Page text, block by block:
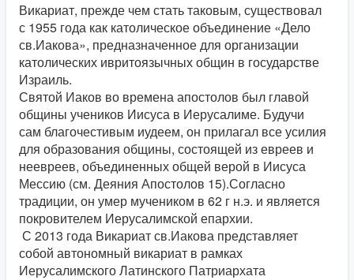
Викариат, прежде чем стать таковым, существовал
с 1955 года как католическое объединение «Дело
св.Иакова», предназначенное для организации
католических ивритоязычных общин в государстве
Израиль.
Святой Иаков во времена апостолов был главой
общины учеников Иисуса в Иерусалиме. Будучи
сам благочестивым иудеем, он прилагал все усилия
для образования общины, состоящей из евреев и
неевреев, объединенных общей верой в Иисуса
Мессию (см. Деяния Апостолов 15).Согласно
традиции, он умер мучеником в 62 г н.э. и является
покровителем Иерусалимской епархии.
С 2013 года Викариат св.Иакова представляет
собой автономный викариат в рамках
Иерусалимского Латинского Патриархата